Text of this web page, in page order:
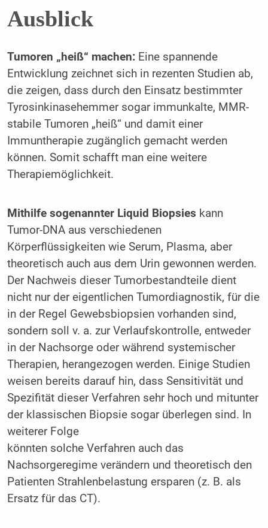
Ausblick
Tumoren „heiß“ machen:Eine spannende
Entwicklung zeichnet sich in rezenten Studien ab,
die zeigen, dass durch den Einsatz bestimmter
Tyrosinkinasehemmer sogar immunkalte, MMR-
stabile Tumoren „heiß“ und damit einer
Immuntherapie zugänglich gemacht werden
können. Somit schafft man eine weitere
Therapiemöglichkeit.
Mithilfe sogenannter Liquid Biopsies kann
Tumor-DNA aus verschiedenen
Körperflüssigkeiten wie Serum, Plasma, aber
theoretisch auch aus dem Urin gewonnen werden.
Der Nachweis dieser Tumorbestandteile dient
nicht nur der eigentlichen Tumordiagnostik, für die
in der Regel Gewebsbiopsien vorhanden sind,
sondern soll v. a. zur Verlaufskontrolle, entweder
in der Nachsorge oder während systemischer
Therapien, herangezogen werden. Einige Studien
weisen bereits darauf hin, dass Sensitivität und
Spezifität dieser Verfahren sehr hoch und mitunter
der klassischen Biopsie sogar überlegen sind. In
weiterer Folge
könnten solche Verfahren auch das
Nachsorgeregime verändern und theoretisch den
Patienten Strahlenbelastung ersparen (z. B. als
Ersatz für das CT).